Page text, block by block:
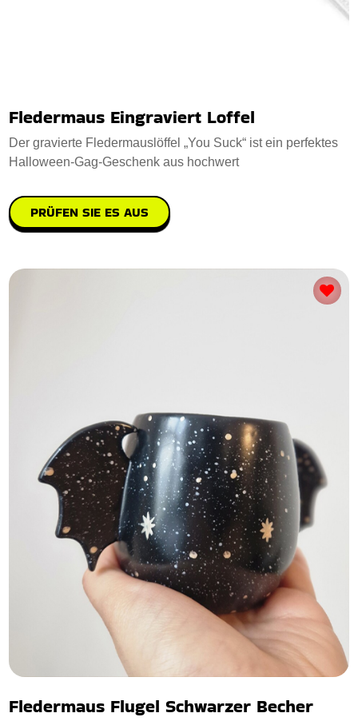
Fledermaus Eingraviert Loffel
Der gravierte Fledermauslöffel „You Suck“ ist ein perfektes
Halloween-Gag-Geschenk aus hochwert
PRÜFEN SIE ES AUS
Fledermaus Flugel Schwarzer Becher